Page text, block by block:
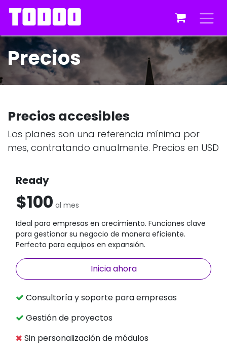
Ir al contenido
Precios
Precios accesibles
Los planes son una referencia mínima por
mes, contratando anualmente. Precios en USD
Ready
$100 al mes
Ideal para empresas en crecimiento. Funciones clave
para gestionar su negocio de manera eficiente.
Perfecto para equipos en expansión.
Inicia ahora
Consultoría y soporte para empresas
Gestión de proyectos
Sin personalización de módulos